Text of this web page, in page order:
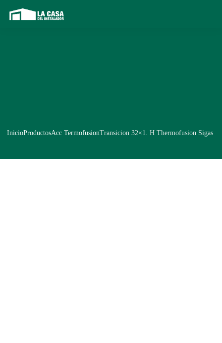
InicioProductosAcc TermofusionTransicion 32×1. H Thermofusion Sigas